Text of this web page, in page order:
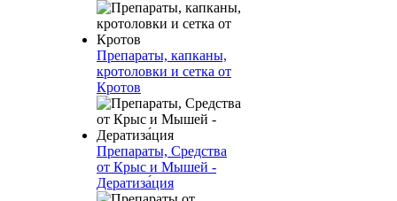
Препараты, капканы,
кротоловки и сетка от
Кротов
Препараты, Средства
от Крыс и Мышей -
Дератиза́ция